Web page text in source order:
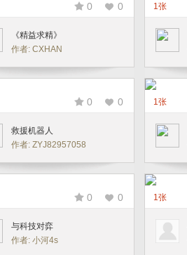
0 0
《精益求精》
作者: CXHAN
1张
0 0
救援机器人
作者: ZYJ82957058
1张
0 0
与科技对弈
作者: 小河4s
1张